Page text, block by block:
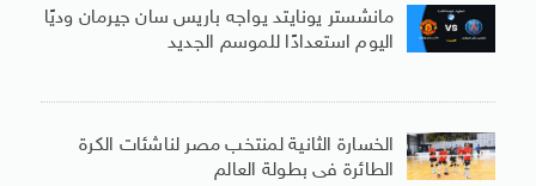
مانشستر يونايتد يواجه باريس سان جيرمان وديًا
اليوم استعدادًا للموسم الجديد
الخسارة الثانية لمنتخب مصر لناشئات الكرة
الطائرة فى بطولة العالم